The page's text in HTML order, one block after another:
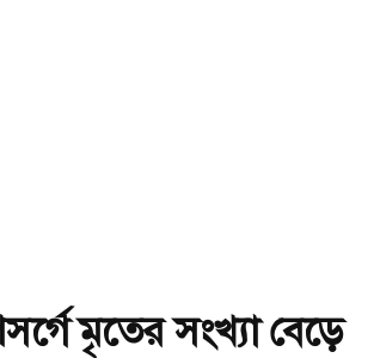
মৃতের সংখ্যা বেড়ে